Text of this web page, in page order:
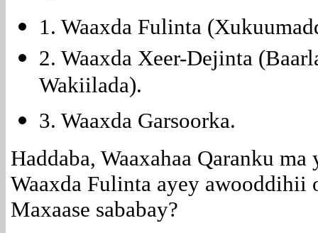
1. Waaxda Fulinta
2. Waaxda Xeer-Dejinta
Wakiilada).
3. Waaxda Garsoorka.
Haddaba, Waaxahaa Qaranku
Waaxda Fulinta ayey awooddihii
Maxaase sababay?